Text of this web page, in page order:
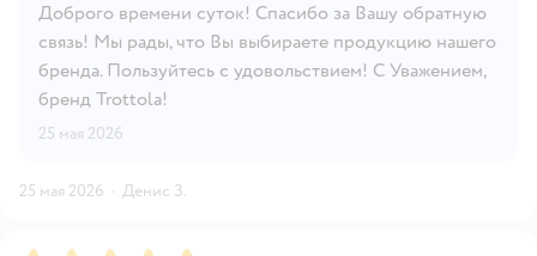
Доброго времени суток! Спасибо за Вашу обратную
связь! Мы рады, что Вы выбираете продукцию нашего
бренда. Пользуйтесь с удовольствием! С Уважением,
бренд Trottola!
25 мая 2026
25 мая 2026 · Денис З.